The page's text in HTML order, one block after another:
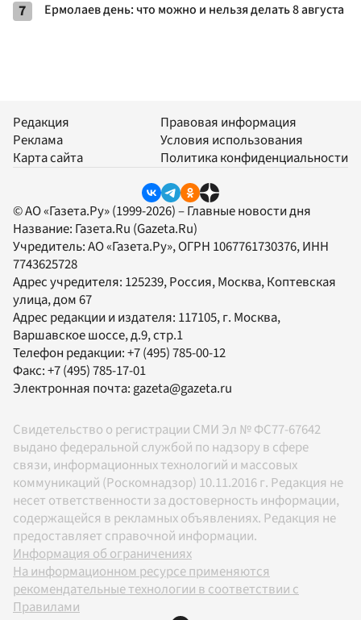
7 Ермолаев день: что можно и нельзя делать 8 августа
Редакция
Реклама
Карта сайта
Правовая информация
Условия использования
Политика конфиденциальности
© АО «Газета.Ру» (1999-2026) – Главные новости дня
Название: Газета.Ru (Gazeta.Ru)
Учредитель:АО «Газета.Ру», ОГРН 1067761730376, ИНН
7743625728
Адрес учредителя: 125239, Россия, Москва, Коптевская
улица, дом 67
Адрес редакции и издателя: 117105, г. Москва,
Варшавское шоссе, д.9, стр.1
Телефон редакции:+7 (495) 785-00-12
Факс:+7 (495) 785-17-01
Электронная почта: gazeta@gazeta.ru
Свидетельство о регистрации СМИ Эл № ФС77-67642
выдано федеральной службой по надзору в сфере
связи, информационных технологий и массовых
коммуникаций (Роскомнадзор) 10.11.2016 г. Редакция не
несет ответственности за достоверность информации,
содержащейся в рекламных объявлениях. Редакция не
предоставляет справочной информации.
Информация об ограничениях
На информационном ресурсе применяются
рекомендательные технологии в соответствии с
Правилами